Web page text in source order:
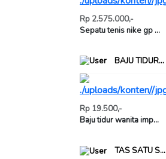
Rp 2.575.000,-
Sepatu tenis nike gp ...
BAJU TIDUR...
Rp 19.500,-
Baju tidur wanita imp...
TAS SATU S...